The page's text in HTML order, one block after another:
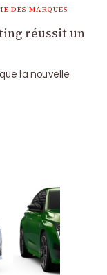
DES MARQUES
réussit un
la nouvelle